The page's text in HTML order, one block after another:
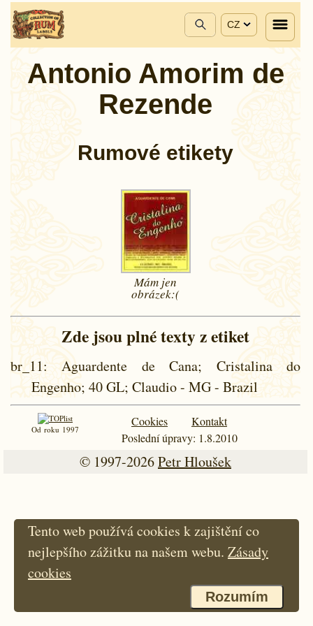
CZ
Antonio Amorim de
Rezende
Rumové etikety
Mám jen
obrázek:(
Zde jsou plné texty z etiket
br_11: Aguardente de Cana; Cristalina do
Engenho; 40 GL; Claudio - MG - Brazil
Od roku 1997
Cookies
Kontakt
Poslední úpravy: 1.8.2010
© 1997-2026Petr Hloušek
Tento web používá cookies k zajištění co
nejlepšího zážitku na našem webu. Zásady
cookies
Rozumím